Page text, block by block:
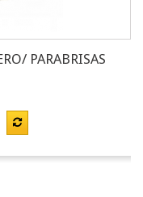
PARABRISAS